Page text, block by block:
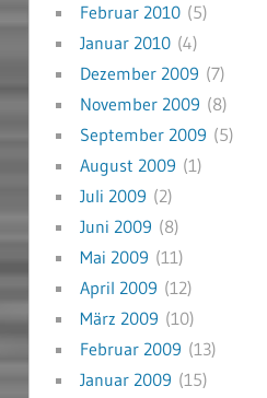
Februar 2010(5)
Januar 2010(4)
Dezember 2009 (7)
November 2009 (8)
September 2009 (5)
August 2009 (1)
Juli 2009 (2)
Juni 2009 (8)
Mai 2009 (11)
April 2009 (12)
März 2009 (10)
Februar 2009 (13)
Januar 2009 (15)